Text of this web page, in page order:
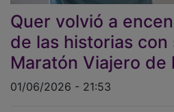
Quer volvió a
de las historias con
Maratón Viajero de
01/06/2026 - 21:53